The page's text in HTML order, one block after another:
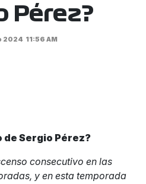
Pérez?
2024 11:56 AM
de Sergio Pérez?
consecutivo en las
y en esta temporada